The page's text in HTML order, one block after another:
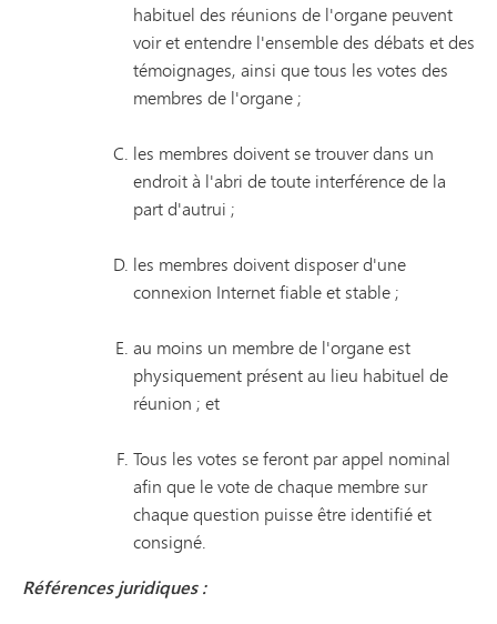
habituel des réunions de l'organe peuvent
voir et entendre l'ensemble des débats et des
témoignages, ainsi que tous les votes des
membres de l'organe ;
les membres doivent se trouver dans un
endroit à l'abri de toute interférence de la
part d'autrui ;
les membres doivent disposer d'une
connexion Internet fiable et stable ;
au moins un membre de l'organe est
physiquement présent au lieu habituel de
réunion ; et
Tous les votes se feront par appel nominal
afin que le vote de chaque membre sur
chaque question puisse être identifié et
consigné.
Références juridiques :